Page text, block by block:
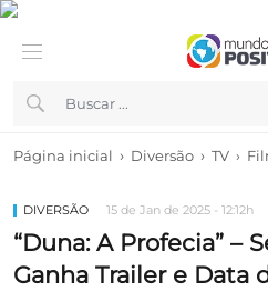
Página inicial › Diversão › TV ›
DIVERSÃO 15 de Jan de 2025 - 12:12h
“Duna: A Profecia” –
Ganha Trailer e Data